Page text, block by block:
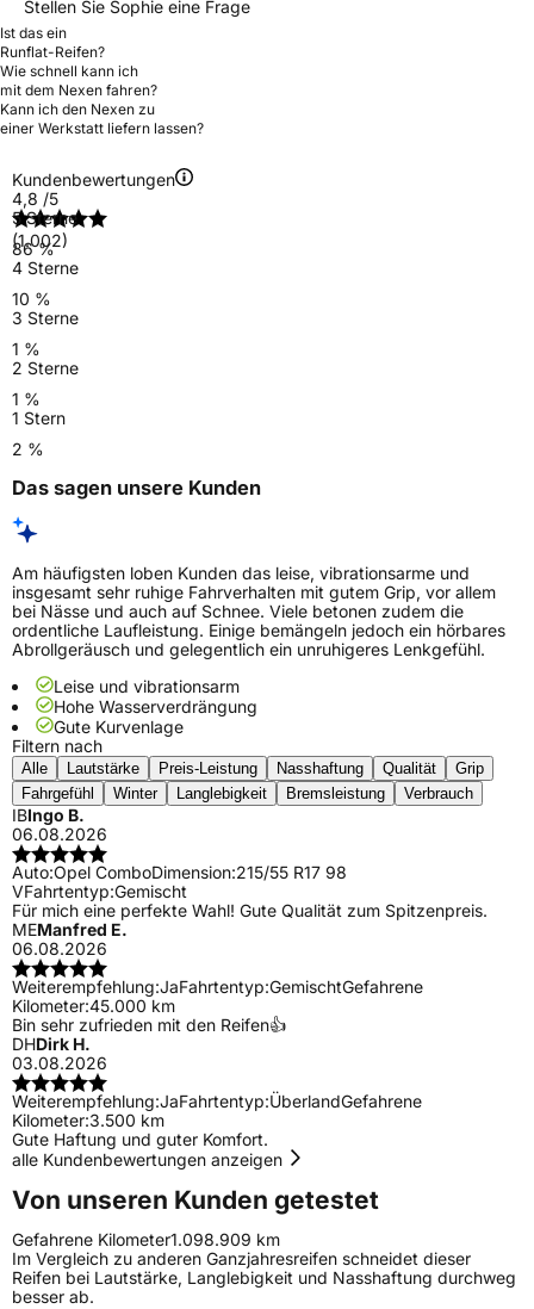
Stellen Sie Sophie eine Frage
Ist das ein
Runflat-Reifen?
Wie schnell kann ich
mit dem Nexen fahren?
Kann ich den Nexen zu
einer Werkstatt liefern lassen?
Kundenbewertungen
4,8 /5
(1.002)
5 Sterne
86 %
4 Sterne
10 %
3 Sterne
1 %
2 Sterne
1 %
1 Stern
2 %
Das sagen unsere Kunden
Am häufigsten loben Kunden das leise, vibrationsarme und
insgesamt sehr ruhige Fahrverhalten mit gutem Grip, vor allem
bei Nässe und auch auf Schnee. Viele betonen zudem die
ordentliche Laufleistung. Einige bemängeln jedoch ein hörbares
Abrollgeräusch und gelegentlich ein unruhigeres Lenkgefühl.
Leise und vibrationsarm
Hohe Wasserverdrängung
Gute Kurvenlage
Filtern nach
Alle Lautstärke Preis-Leistung Nasshaftung Qualität
Grip
Fahrgefühl
Winter Langlebigkeit Bremsleistung Verbrauch
IBIngo B.
06.08.2026
Auto:Opel ComboDimension:215/55 R17 98
VFahrtentyp:Gemischt
Für mich eine perfekte Wahl! Gute Qualität zum Spitzenpreis.
MEManfred E.
06.08.2026
Weiterempfehlung:JaFahrtentyp:GemischtGefahrene
Kilometer:45.000 km
Bin sehr zufrieden mit den Reifen👍
DHDirk H.
03.08.2026
Weiterempfehlung:JaFahrtentyp:ÜberlandGefahrene
Kilometer:3.500 km
Gute Haftung und guter Komfort.
alle Kundenbewertungen anzeigen
Von unseren Kunden getestet
Gefahrene Kilometer1.098.909 km
Im Vergleich zu anderen Ganzjahresreifen schneidet dieser
Reifen bei Lautstärke, Langlebigkeit und Nasshaftung durchweg
besser ab.